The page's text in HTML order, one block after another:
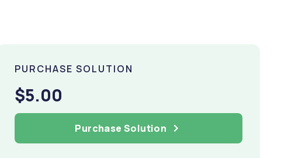
PURCHASE SOLUTION
$5.00
Purchase Solution